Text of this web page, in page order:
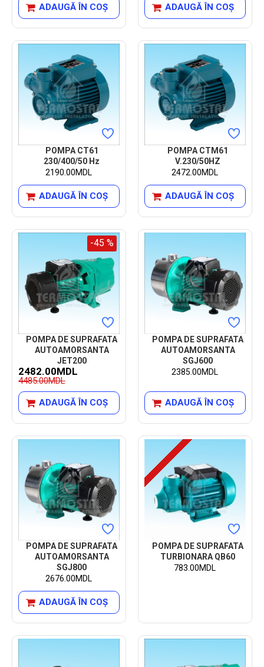
ADAUGĂ ÎN COŞ ADAUGĂ ÎN COŞ
POMPA CT61
230/400/50 Hz
2190.00MDL
ADAUGĂ ÎN COŞ
POMPA CTM61
V.230/50HZ
2472.00MDL
ADAUGĂ ÎN COŞ
-45 %
POMPA DE SUPRAFATA
AUTOAMORSANTA
JET200
2482.00MDL
4485.00MDL
ADAUGĂ ÎN COŞ
POMPA DE SUPRAFATA
AUTOAMORSANTA
SGJ600
2385.00MDL
ADAUGĂ ÎN COŞ
POMPA DE SUPRAFATA
AUTOAMORSANTA
SGJ800
2676.00MDL
ADAUGĂ ÎN COŞ
POMPA DE SUPRAFATA
TURBIONARA QB60
783.00MDL